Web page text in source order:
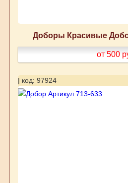
Доборы Красивые
от 500
| код: 97924